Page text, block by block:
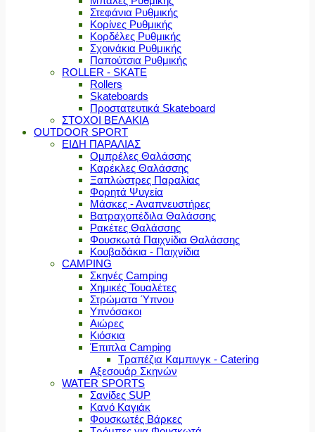
Στεφάνια Ρυθμικής
Κορίνες Ρυθμικής
Κορδέλες Ρυθμικής
Σχοινάκια Ρυθμικής
Παπούτσια Ρυθμικής
ROLLER - SKATE
Rollers
Skateboards
Προστατευτικά Skateboard
ΣΤΟΧΟΙ ΒΕΛΑΚΙΑ
OUTDOOR SPORT
ΕΙΔΗ ΠΑΡΑΛΙΑΣ
Ομπρέλες Θαλάσσης
Καρέκλες Θαλάσσης
Ξαπλώστρες Παραλίας
Φορητά Ψυγεία
Μάσκες - Αναπνευστήρες
Βατραχοπέδιλα Θαλάσσης
Ρακέτες Θαλάσσης
Φουσκωτά Παιχνίδια Θαλάσσης
Κουβαδάκια - Παιχνίδια
CAMPING
Σκηνές Camping
Χημικές Τουαλέτες
Στρώματα Ύπνου
Υπνόσακοι
Αιώρες
Κιόσκια
Έπιπλα Camping
Τραπέζια Καμπινγκ - Catering
Αξεσουάρ Σκηνών
WATER SPORTS
Σανίδες SUP
Κανό Καγιάκ
Φουσκωτές Βάρκες